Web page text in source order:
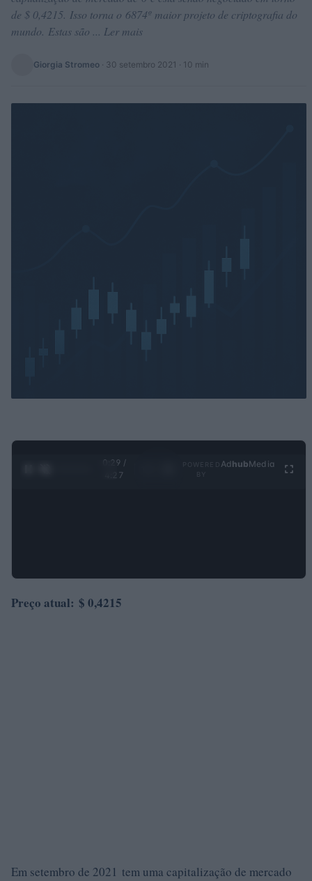
de $ 0,4215. Isso torna o 6874º maior projeto de criptografia do
mundo. Estas são ... Ler mais
Giorgia Stromeo · 30 setembro 2021 · 10 min
0:30 /
4:27
Ad hubMedia
Preço atual: $ 0,4215
Em setembro de 2021 tem uma capitalização de mercado